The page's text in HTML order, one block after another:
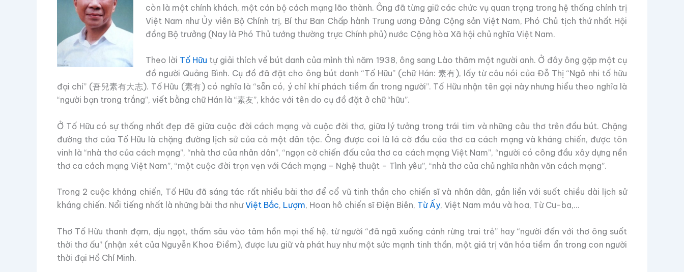
còn là một chính khách, một cán bộ cách mạng lão thành. Ông đã từng giữ các chức vụ quan trọng trong hệ thống chính trị
Việt Nam như Ủy viên Bộ Chính trị, Bí thư Ban Chấp hành Trung ương Đảng Cộng sản Việt Nam, Phó Chủ tịch thứ nhất Hội
đồng Bộ trưởng (Nay là Phó Thủ tướng thường trực Chính phủ) nước Cộng hòa Xã hội chủ nghĩa Việt Nam.
Theo lời Tố Hữu tự giải thích về bút danh của mình thì năm 1938, ông sang Lào thăm một người anh. Ở đây ông gặp một cụ
đồ người Quảng Bình. Cụ đồ đã đặt cho ông bút danh “Tố Hữu” (chữ Hán: 素有), lấy từ câu nói của Đỗ Thị “Ngô nhi tố hữu
đại chí” (吾兒素有大志). Tố Hữu (素有) có nghĩa là “sẵn có, ý chỉ khí phách tiềm ẩn trong người”. Tố Hữu nhận tên gọi này nhưng hiểu theo nghĩa là
“người bạn trong trắng”, viết bằng chữ Hán là “素友”, khác với tên do cụ đồ đặt ở chữ “hữu”.
Ở Tố Hữu có sự thống nhất đẹp đẽ giữa cuộc đời cách mạng và cuộc đời thơ, giữa lý tưởng trong trái tim và những câu thơ trên đầu bút. Chặng
đường thơ của Tố Hữu là chặng đường lịch sử của cả một dân tộc. Ông được coi là lá cờ đầu của thơ ca cách mạng và kháng chiến, được tôn
vinh là “nhà thơ của cách mạng”, “nhà thơ của nhân dân”, “ngọn cờ chiến đấu của thơ ca cách mạng Việt Nam”, “người có công đầu xây dựng nền
thơ ca cách mạng Việt Nam”, “một cuộc đời trọn vẹn với Cách mạng – Nghệ thuật – Tình yêu”, “nhà thơ của chủ nghĩa nhân văn cách mạng”.
Trong 2 cuộc kháng chiến, Tố Hữu đã sáng tác rất nhiều bài thơ để cổ vũ tinh thần cho chiến sĩ và nhân dân, gắn liền với suốt chiều dài lịch sử
kháng chiến. Nổi tiếng nhất là những bài thơ nhưViệt Bắc, Lượm, Hoan hô chiến sĩ Điện Biên, Từ Ấy, Việt Nam máu và hoa, Từ Cu-ba,…
Thơ Tố Hữu thanh đạm, dịu ngọt, thấm sâu vào tâm hồn mọi thế hệ, từ người “đã ngã xuống cánh rừng trai trẻ” hay “người đến với thơ ông suốt
thời thơ ấu” (nhận xét của Nguyễn Khoa Điềm), được lưu giữ và phát huy như một sức mạnh tinh thần, một giá trị văn hóa tiềm ẩn trong con người
thời đại Hồ Chí Minh.